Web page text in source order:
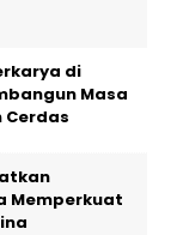
di
Masa
Cerdas
Memperkuat